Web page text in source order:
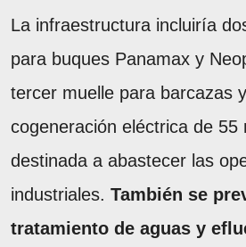
La infraestructura incluiría
para buques Panamax y
tercer muelle para barcazas
cogeneración eléctrica de 55
destinada a abastecer las
industriales. También se
tratamiento de aguas y